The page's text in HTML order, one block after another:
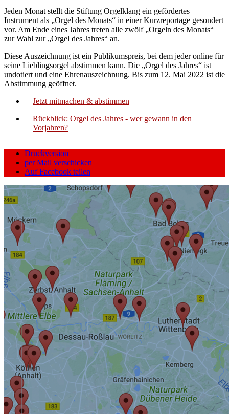
Jeden Monat stellt die Stiftung Orgelklang ein gefördertes
Instrument als „Orgel des Monats“ in einer Kurzreportage gesondert
vor. Am Ende eines Jahres treten alle zwölf „Orgeln des Monats“
zur Wahl zur „Orgel des Jahres“ an.
Diese Auszeichnung ist ein Publikumspreis, bei dem jeder online für
seine Lieblingsorgel abstimmen kann. Die „Orgel des Jahres“ ist
undotiert und eine Ehrenauszeichnung. Bis zum 12. Mai 2022 ist die
Abstimmung geöffnet.
Jetzt mitmachen & abstimmen
Rückblick: Orgel des Jahres - wer gewann in den
Vorjahren?
Druckversion
per Mail verschicken
Auf Facebook teilen